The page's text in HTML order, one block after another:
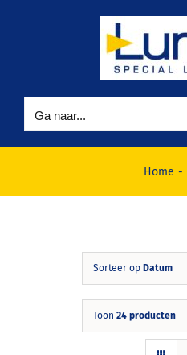
Ga naar...
Home
Sorteer op Datum
Toon 24 producten